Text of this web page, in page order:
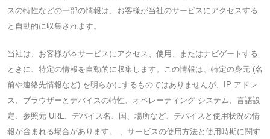
スの特性などの一部の情報は、お客様が当社のサービスにアクセスする
と自動的に収集されます。
当社は、お客様が本サービスにアクセス、使用、またはナビゲートする
ときに、特定の情報を自動的に収集します。この情報は、特定の身元 (名
前や連絡先情報など) を明らかにするものではありませんが、IP アドレ
ス、ブラウザーとデバイスの特性、オペレーティング システム、言語設
定、参照元 URL、デバイス名、国、場所など、デバイスと使用状況の情
報が含まれる場合があります。 、サービスの使用方法と使用時期に関す